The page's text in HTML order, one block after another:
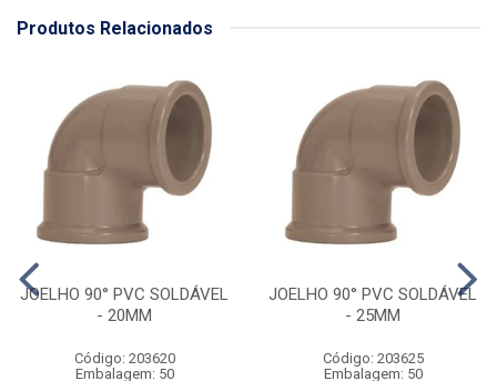
Produtos Relacionados
JOELHO 90° PVC SOLDÁVEL
- 20MM
Código: 203620
Embalagem: 50
JOELHO 90° PVC SOLDÁVEL
- 25MM
Código: 203625
Embalagem: 50